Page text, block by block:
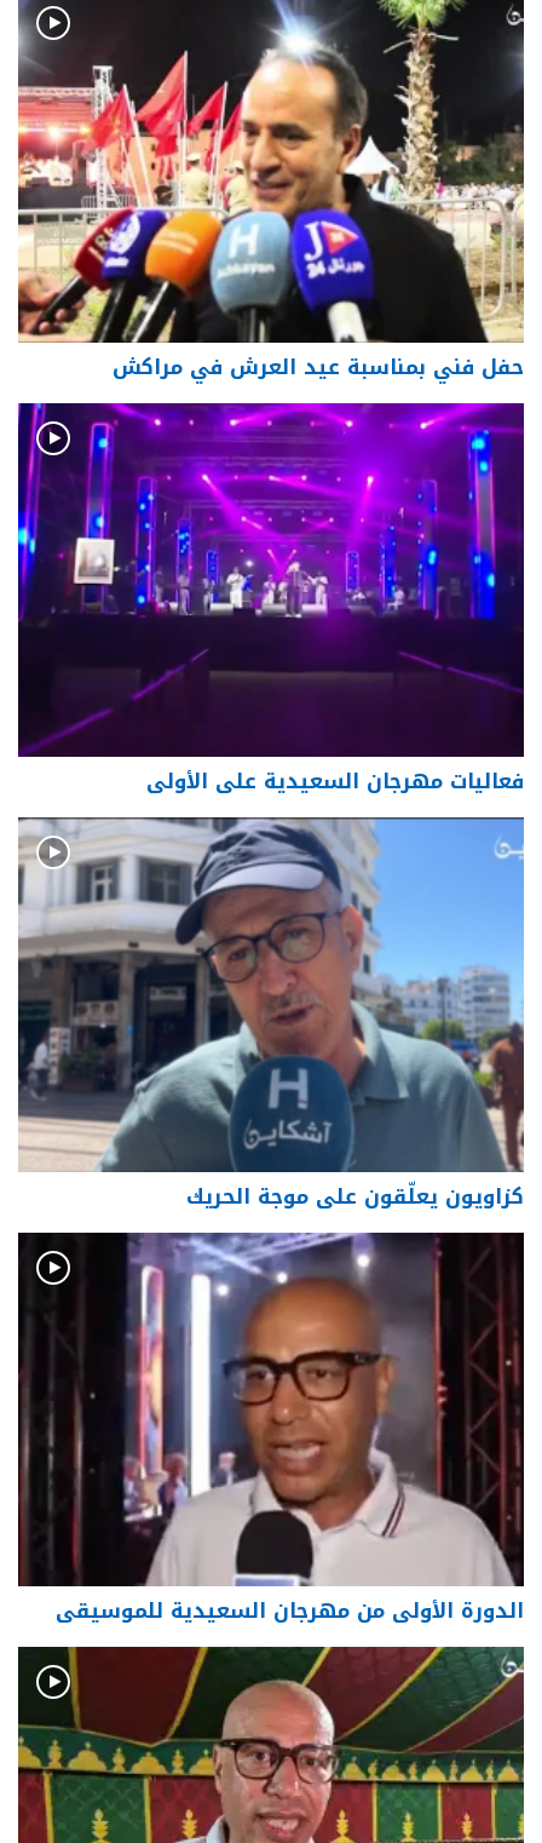
حفل فني بمناسبة عيد العرش في مراكش
فعاليات مهرجان السعيدية على الأولى
كزاويون يعلّقون على موجة الحريك
الدورة الأولى من مهرجان السعيدية للموسيقى